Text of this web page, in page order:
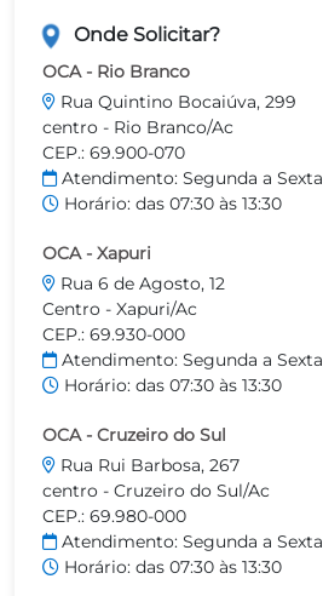
Onde Solicitar?
OCA - Rio Branco
Rua Quintino Bocaiúva, 299
centro - Rio Branco/Ac
CEP.: 69.900-070
Atendimento: Segunda a Sexta
Horário: das 07:30 às 13:30
OCA - Xapuri
Rua 6 de Agosto, 12
Centro - Xapuri/Ac
CEP.: 69.930-000
Atendimento: Segunda a Sexta
Horário: das 07:30 às 13:30
OCA - Cruzeiro do Sul
Rua Rui Barbosa, 267
centro - Cruzeiro do Sul/Ac
CEP.: 69.980-000
Atendimento: Segunda a Sexta
Horário: das 07:30 às 13:30